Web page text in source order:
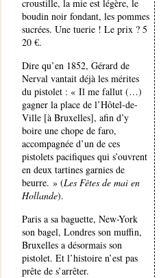
croustille, la mie est légère, le
boudin noir fondant, les pommes
sucrées. Une tuerie ! Le prix ? 5
20 €.
Dire qu’en 1852, Gérard de
Nerval vantait déjà les mérites
du pistolet : « Il me fallut (…)
gagner la place de l’Hôtel-de-
Ville [à Bruxelles], afin d’y
boire une chope de faro,
accompagnée d’un de ces
pistolets pacifiques qui s’ouvrent
en deux tartines garnies de
beurre. » (Les Fêtes de mai en
Hollande).
Paris a sa baguette, New-York
son bagel, Londres son muffin,
Bruxelles a désormais son
pistolet. Et l’histoire n’est pas
prête de s’arrêter.